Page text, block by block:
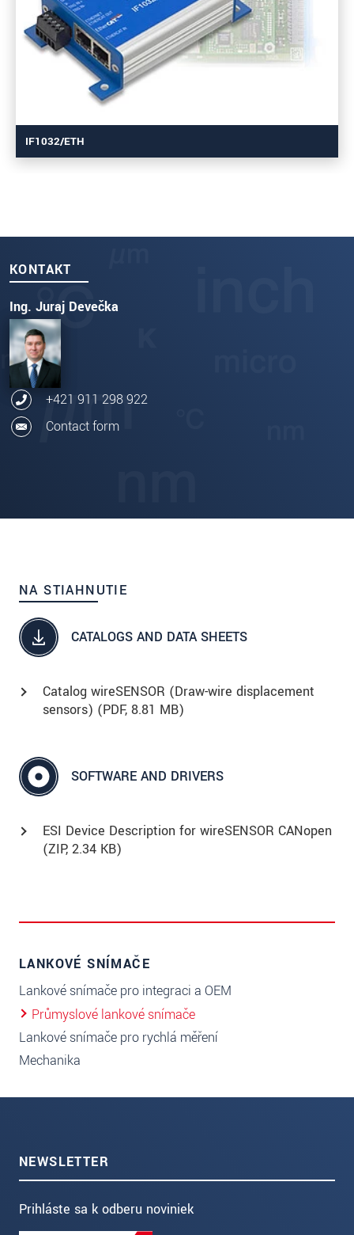
IF1032/ETH
KONTAKT
Ing. Juraj Devečka
+421 911 298 922
Contact form
NA STIAHNUTIE
CATALOGS AND DATA SHEETS
Catalog wireSENSOR (Draw-wire displacement
sensors) (PDF, 8.81 MB)
SOFTWARE AND DRIVERS
ESI Device Description for wireSENSOR CANopen
(ZIP, 2.34 KB)
LANKOVÉ SNÍMAČE
Lankové snímače pro integraci a OEM
Průmyslové lankové snímače
Lankové snímače pro rychlá měření
Mechanika
NEWSLETTER
Prihláste sa k odberu noviniek